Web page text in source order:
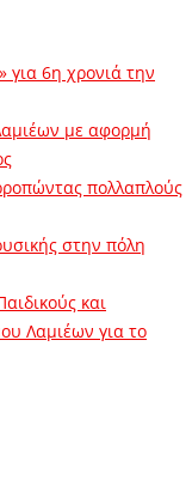
για 6η χρονιά την
με αφορμή
πολλαπλούς
στην πόλη
και
Λαμιέων για το